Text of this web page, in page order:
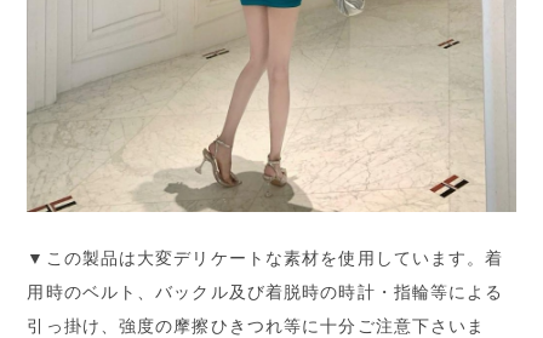
▼この製品は大変デリケートな素材を使用しています。着
用時のベルト、バックル及び着脱時の時計・指輪等による
引っ掛け、強度の摩擦ひきつれ等に十分ご注意下さいま